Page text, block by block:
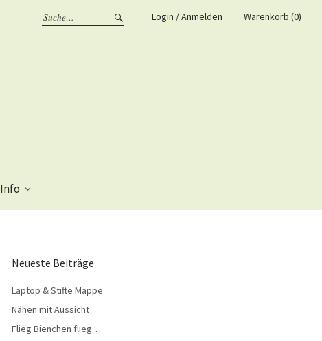
Login / Anmelden Warenkorb (0)
Info
Neueste Beiträge
Laptop & Stifte Mappe
Nähen mit Aussicht
Flieg Bienchen flieg…